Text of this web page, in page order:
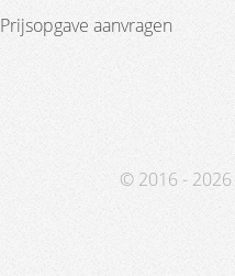
Prijsopgave aanvragen
© 2016 - 2026